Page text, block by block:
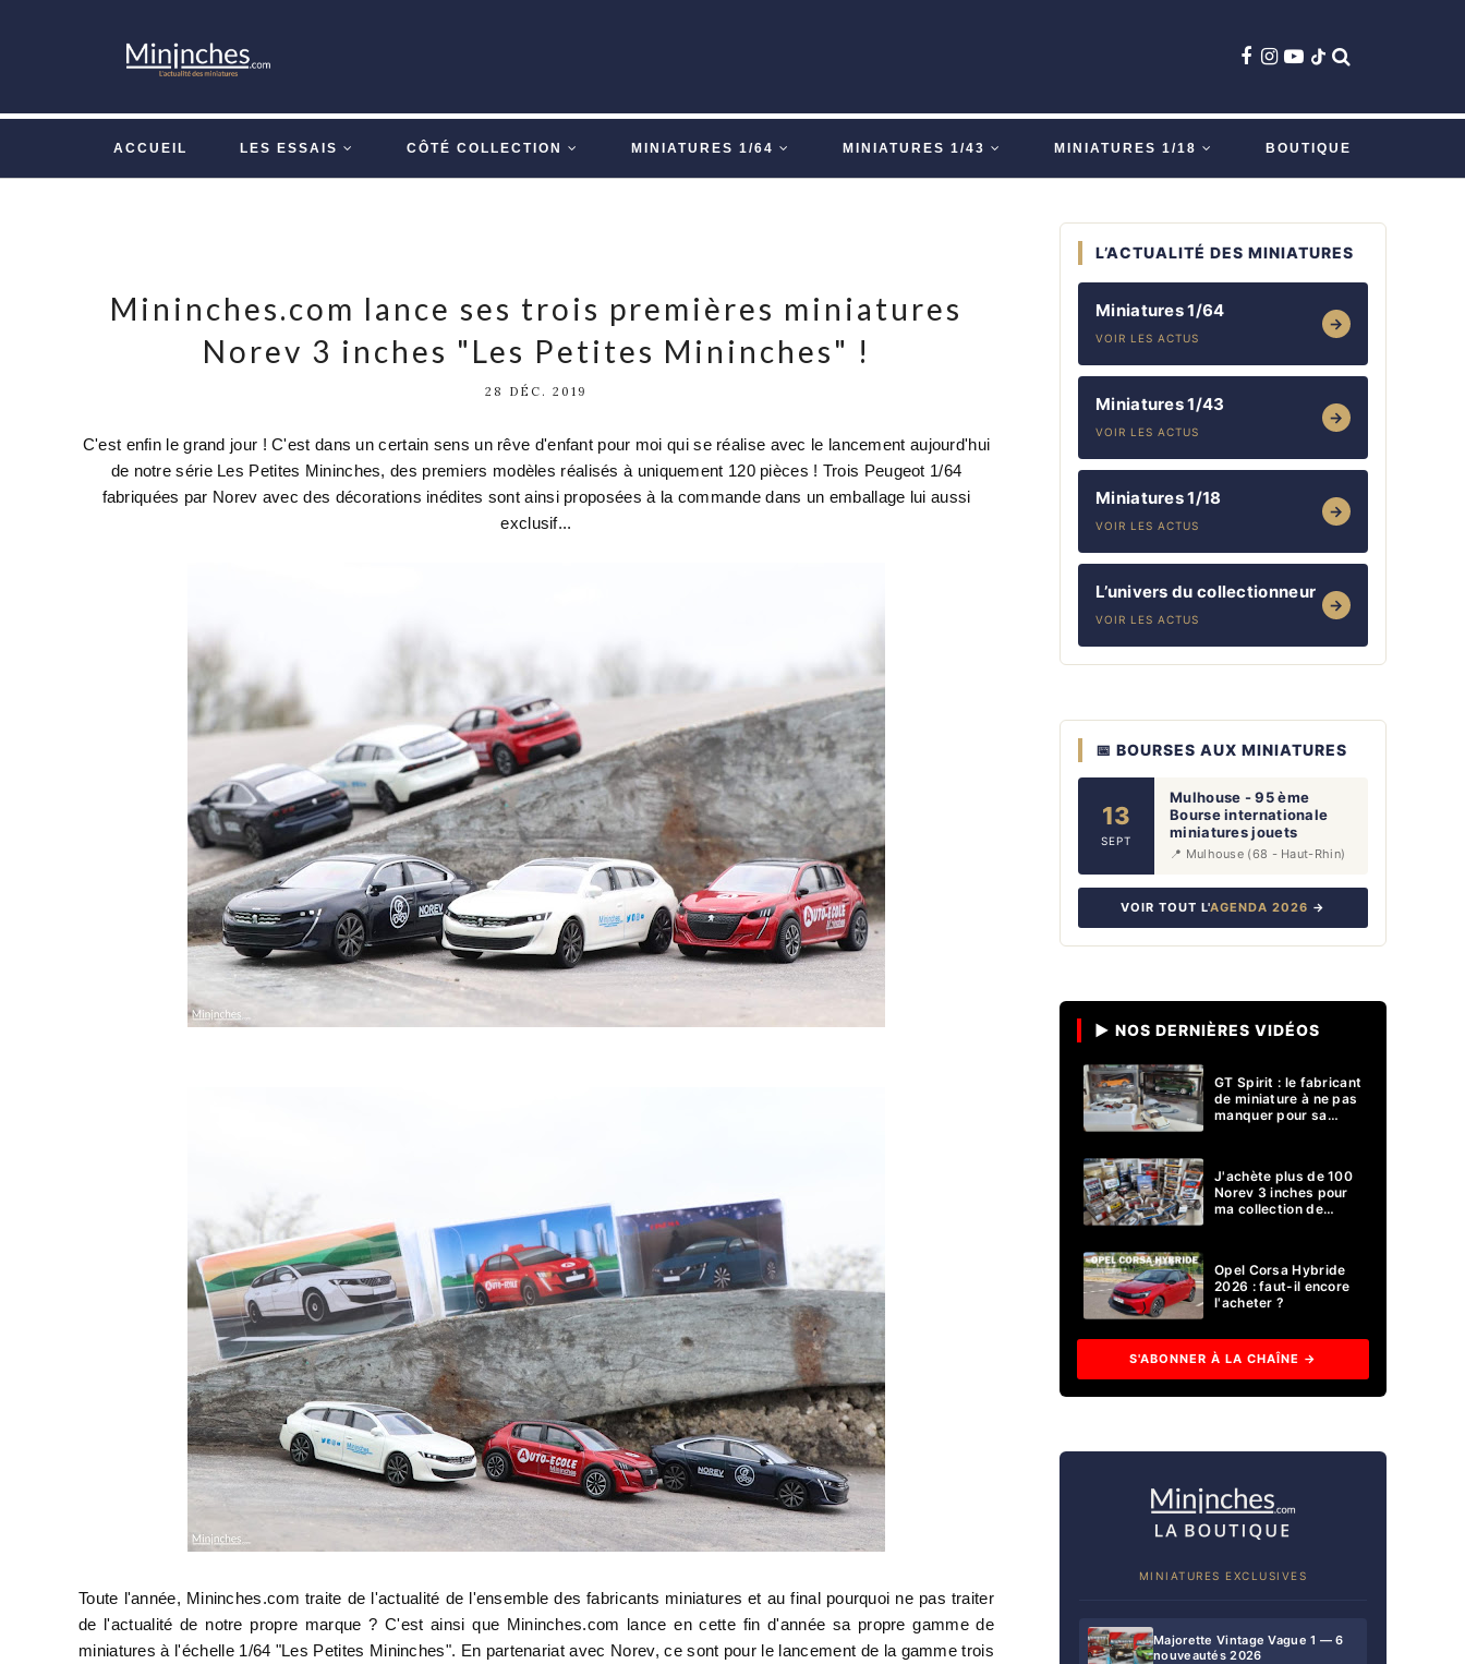
ACCUEIL LES ESSAIS CÔTÉ COLLECTION MINIATURES 1/64 MINIATURES 1/43 MINIATURES 1/18 BOUTIQUE
Mininches.com lance ses trois premières miniatures
Norev 3 inches "Les Petites Mininches" !
28 DÉC. 2019
C'est enfin le grand jour ! C'est dans un certain sens un rêve d'enfant pour moi qui se réalise avec le lancement aujourd'hui
de notre série Les Petites Mininches, des premiers modèles réalisés à uniquement 120 pièces ! Trois Peugeot 1/64
fabriquées par Norev avec des décorations inédites sont ainsi proposées à la commande dans un emballage lui aussi
exclusif...
Toute l'année, Mininches.com traite de l'actualité de l'ensemble des fabricants miniatures et au final pourquoi ne pas traiter
de l'actualité de notre propre marque ? C'est ainsi que Mininches.com lance en cette fin d'année sa propre gamme de
miniatures à l'échelle 1/64 "Les Petites Mininches". En partenariat avec Norev, ce sont pour le lancement de la gamme trois
L’ACTUALITÉ DES MINIATURES
Miniatures 1/64
VOIR LES ACTUS
→
Miniatures 1/43
VOIR LES ACTUS
→
Miniatures 1/18
VOIR LES ACTUS
→
L’univers du collectionneur
VOIR LES ACTUS
→
📅 BOURSES AUX MINIATURES
13
SEPT
Mulhouse - 95 ème
Bourse internationale
miniatures jouets
📍 Mulhouse (68 - Haut-Rhin)
VOIR TOUT L'AGENDA 2026 →
▶ NOS DERNIÈRES VIDÉOS
GT Spirit : le fabricant
de miniature à ne pas
manquer pour sa
J'achète plus de 100
Norev 3 inches pour
ma collection de
Opel Corsa Hybride
2026 : faut-il encore
l'acheter ?
S'ABONNER À LA CHAÎNE →
MINIATURES EXCLUSIVES
Majorette Vintage Vague 1 — 6
nouveautés 2026